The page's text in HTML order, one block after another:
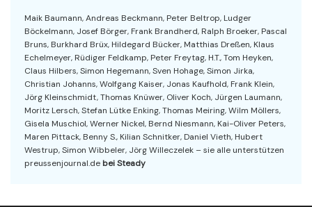
Maik Baumann, Andreas Beckmann, Peter Beltrop, Ludger
Böckelmann, Josef Börger, Frank Brandherd, Ralph Broeker, Pascal
Bruns, Burkhard Brüx, Hildegard Bücker, Matthias Dreßen, Klaus
Echelmeyer, Rüdiger Feldkamp, Peter Freytag, H.T., Tom Heyken,
Claus Hilbers, Simon Hegemann, Sven Hohage, Simon Jirka,
Christian Johanns, Wolfgang Kaiser, Jonas Kaufhold, Frank Klein,
Jörg Kleinschmidt, Thomas Knüwer, Oliver Koch, Jürgen Laumann,
Moritz Lersch, Stefan Lütke Enking, Thomas Meiring, Wilm Möllers,
Gisela Muschiol, Werner Nickel, Bernd Niesmann, Kai-Oliver Peters,
Maren Pittack, Benny S., Kilian Schnitker, Daniel Vieth, Hubert
Westrup, Simon Wibbeler, Jörg Willeczelek – sie alle unterstützen
preussenjournal.de bei Steady